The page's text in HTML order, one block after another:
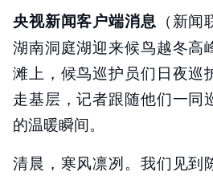
责任编辑：央视新闻客户端
央视新闻客户端消息 （新
湖南洞庭湖迎来候鸟越冬高
滩上，候鸟巡护员们日夜巡
走基层，记者跟随他们一同
的温暖瞬间。
清晨，寒风凛冽。我们见到